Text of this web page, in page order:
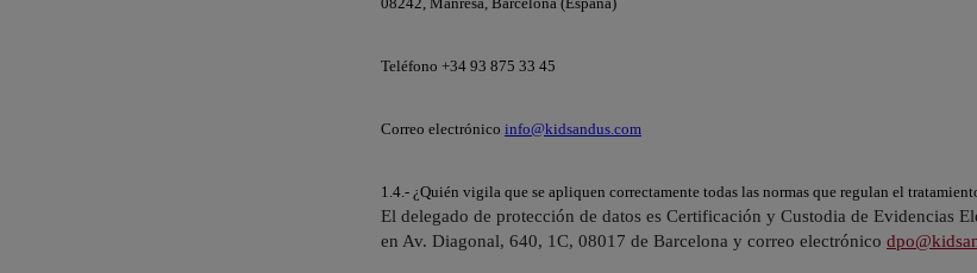
Teléfono +34 93 875 33 45
Correo electrónico info@kidsandus.com
1.4.- ¿Quién vigila que se apliquen correctamente todas las normas que regulan el
El delegado de protección de datos es Certificación y Custodia de Evidencias
en Av. Diagonal, 640, 1C, 08017 de Barcelona y correo electrónico